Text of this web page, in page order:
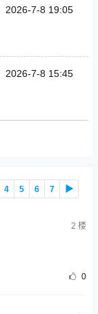
2026-7-8 19:05
2026-7-8 15:45
4 5 6 7 ▶
2 楼
0